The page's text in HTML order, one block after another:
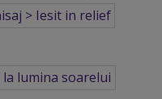
> Iesit in relief
lumina soarelui